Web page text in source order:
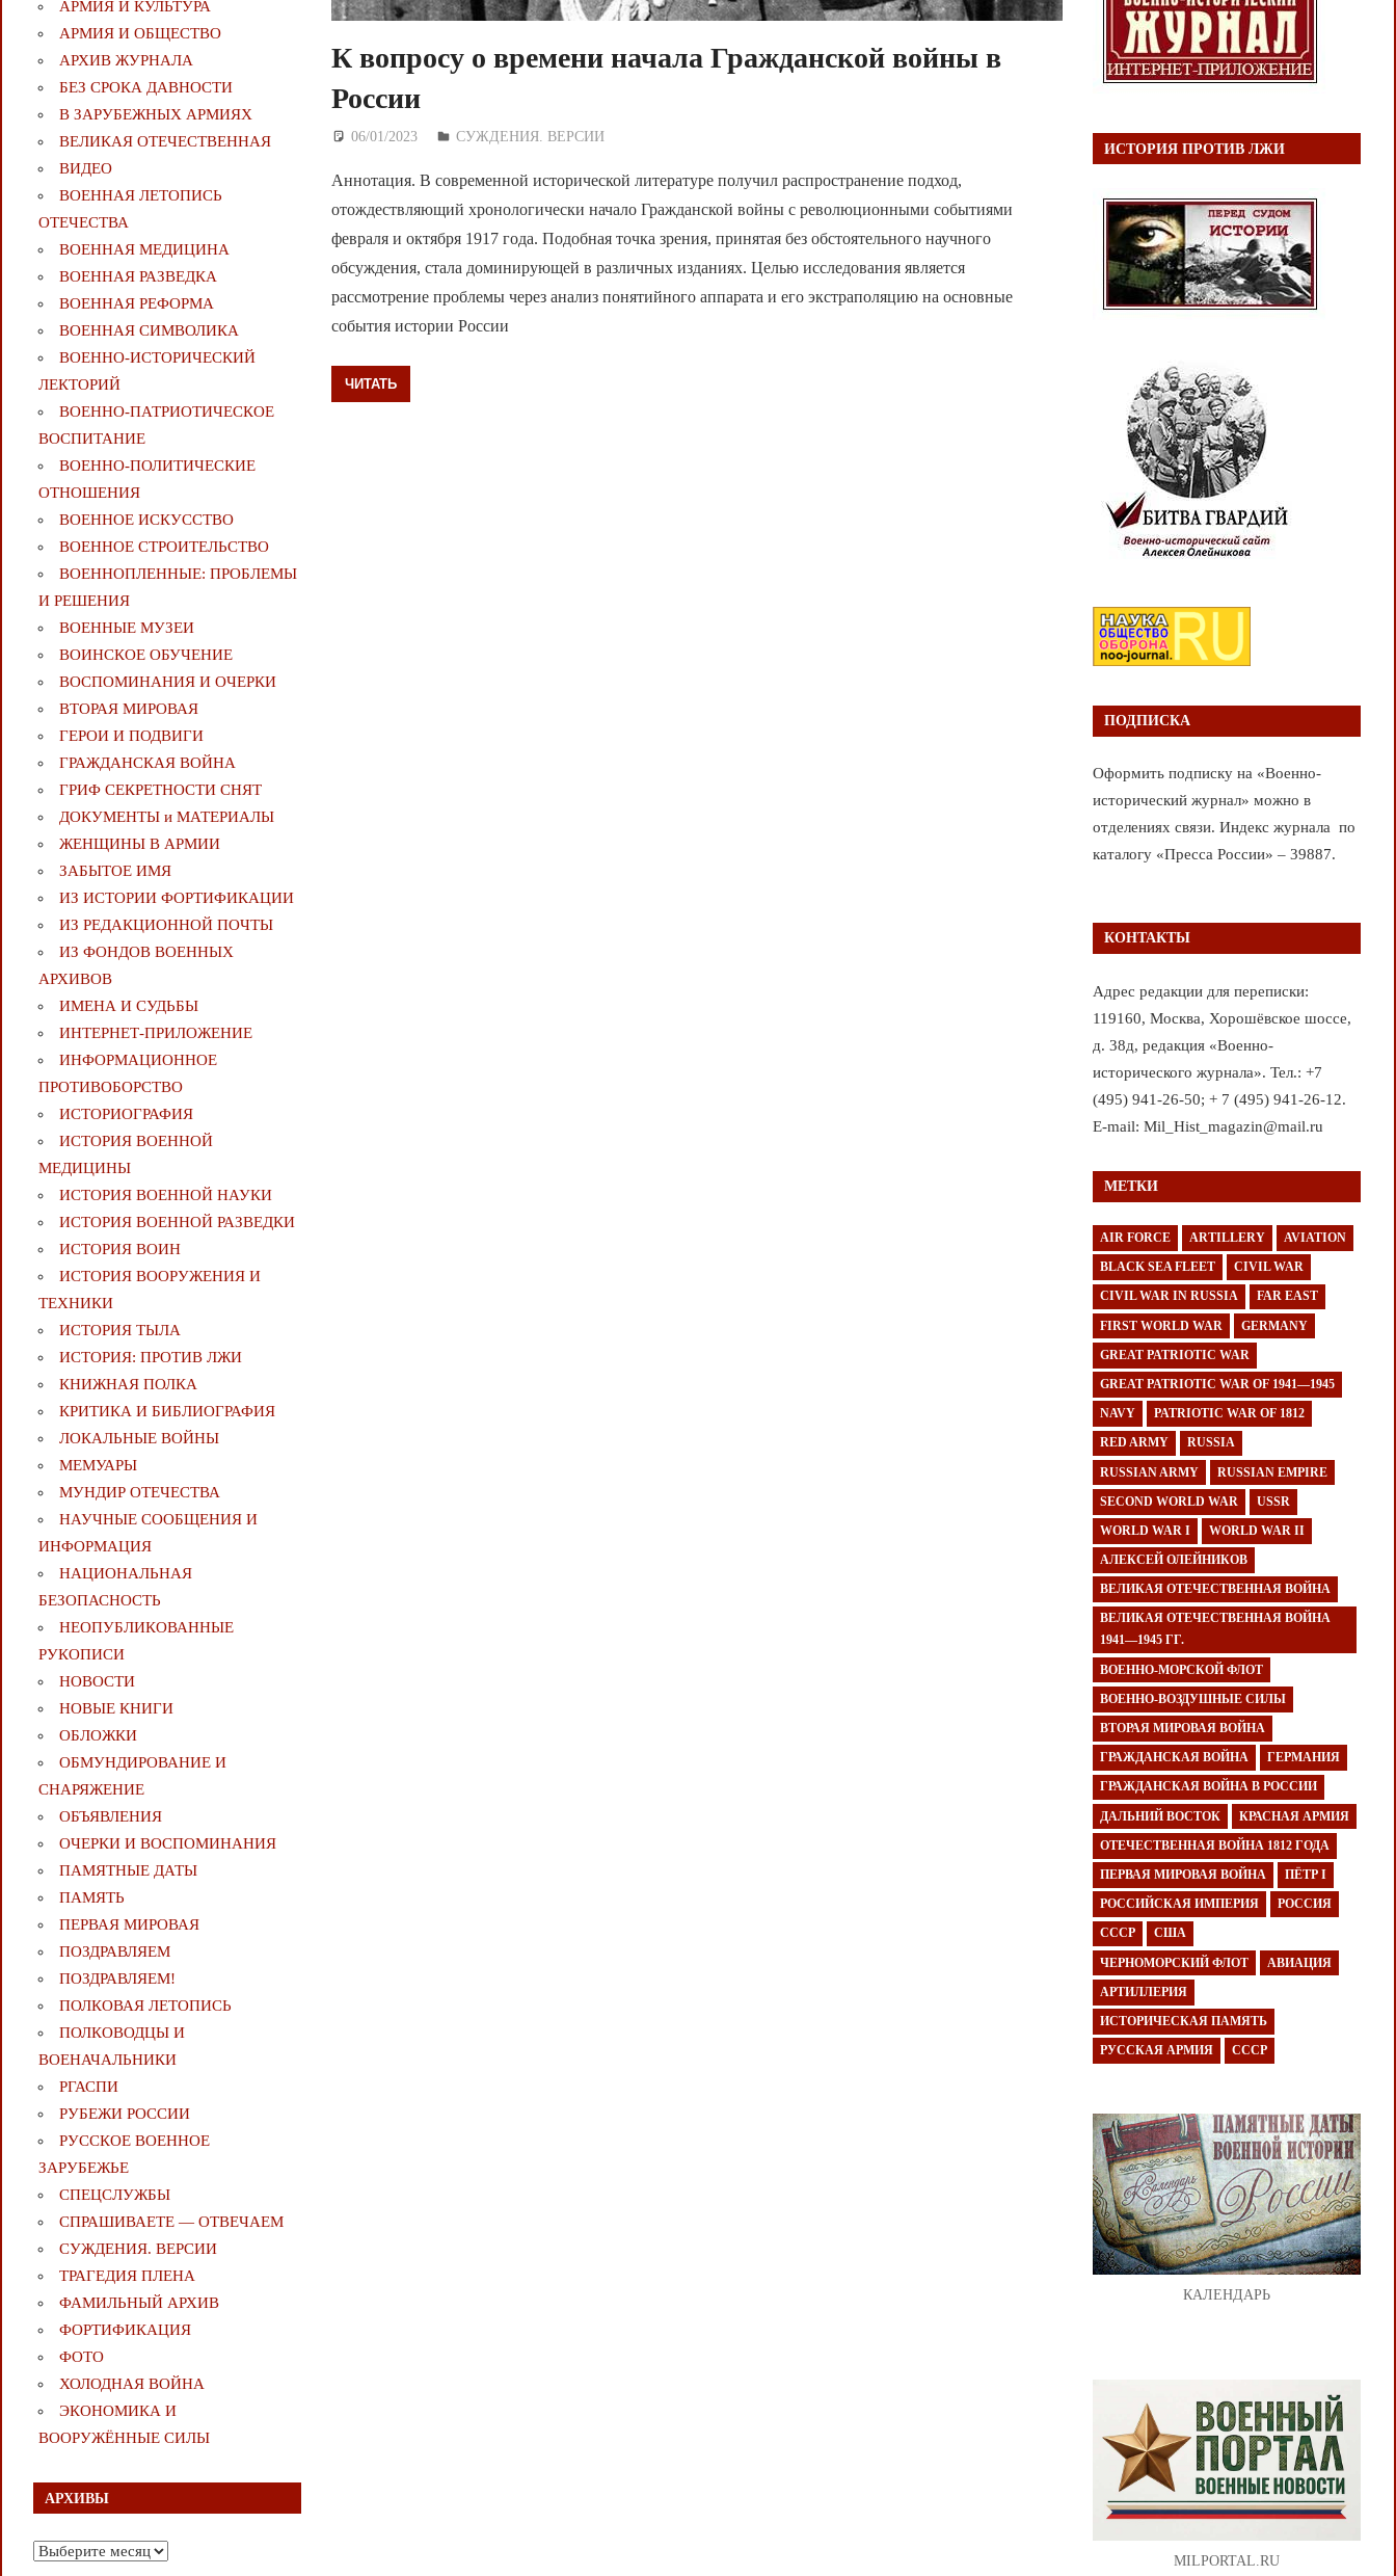
К вопросу о времени начала Гражданской войны в
России
06/01/2023 Дежурный по Редакции
СУЖДЕНИЯ. ВЕРСИИ
Аннотация. В современной исторической литературе получил распространение подход,
отождествляющий хронологически начало Гражданской войны с революционными событиями
февраля и октября 1917 года. Подобная точка зрения, принятая без обстоятельного научного
обсуждения, стала доминирующей в различных изданиях. Целью исследования является
рассмотрение проблемы через анализ понятийного аппарата и его экстраполяцию на основные
события истории России
ЧИТАТЬ
АРМИЯ И КУЛЬТУРА
АРМИЯ И ОБЩЕСТВО
АРХИВ ЖУРНАЛА
БЕЗ СРОКА ДАВНОСТИ
В ЗАРУБЕЖНЫХ АРМИЯХ
ВЕЛИКАЯ ОТЕЧЕСТВЕННАЯ
ВИДЕО
ВОЕННАЯ ЛЕТОПИСЬ
ОТЕЧЕСТВА
ВОЕННАЯ МЕДИЦИНА
ВОЕННАЯ РАЗВЕДКА
ВОЕННАЯ РЕФОРМА
ВОЕННАЯ СИМВОЛИКА
ВОЕННО-ИСТОРИЧЕСКИЙ
ЛЕКТОРИЙ
ВОЕННО-ПАТРИОТИЧЕСКОЕ
ВОСПИТАНИЕ
ВОЕННО-ПОЛИТИЧЕСКИE
ОТНОШЕНИЯ
ВОЕННОЕ ИСКУССТВО
ВОЕННОЕ СТРОИТЕЛЬСТВО
ВОЕННОПЛЕННЫЕ: ПРОБЛЕМЫ
И РЕШЕНИЯ
ВОЕННЫЕ МУЗЕИ
ВОИНСКОЕ ОБУЧЕНИЕ
ВОСПОМИНАНИЯ И ОЧЕРКИ
ВТОРАЯ МИРОВАЯ
ГЕРОИ И ПОДВИГИ
ГРАЖДАНСКАЯ ВОЙНА
ГРИФ СЕКРЕТНОСТИ СНЯТ
ДОКУМЕНТЫ и МАТЕРИАЛЫ
ЖЕНЩИНЫ В АРМИИ
ЗАБЫТОЕ ИМЯ
ИЗ ИСТОРИИ ФОРТИФИКАЦИИ
ИЗ РЕДАКЦИОННОЙ ПОЧТЫ
ИЗ ФОНДОВ ВОЕННЫХ
АРХИВОВ
ИМЕНА И СУДЬБЫ
ИНТЕРНЕТ-ПРИЛОЖЕНИЕ
ИНФОРМАЦИОННОЕ
ПРОТИВОБОРСТВО
ИСТОРИОГРАФИЯ
ИСТОРИЯ ВОЕННОЙ
МЕДИЦИНЫ
ИСТОРИЯ ВОЕННОЙ НАУКИ
ИСТОРИЯ ВОЕННОЙ РАЗВЕДКИ
ИСТОРИЯ ВОИН
ИСТОРИЯ ВООРУЖЕНИЯ И
ТЕХНИКИ
ИСТОРИЯ ТЫЛА
ИСТОРИЯ: ПРОТИВ ЛЖИ
КНИЖНАЯ ПОЛКА
КРИТИКА И БИБЛИОГРАФИЯ
ЛОКАЛЬНЫЕ ВОЙНЫ
МЕМУАРЫ
МУНДИР ОТЕЧЕСТВА
НАУЧНЫЕ СООБЩЕНИЯ И
ИНФОРМАЦИЯ
НАЦИОНАЛЬНАЯ
БЕЗОПАСНОСТЬ
НЕОПУБЛИКОВАННЫЕ
РУКОПИСИ
НОВОСТИ
НОВЫЕ КНИГИ
ОБЛОЖКИ
ОБМУНДИРОВАНИЕ И
СНАРЯЖЕНИЕ
ОБЪЯВЛЕНИЯ
ОЧЕРКИ И ВОСПОМИНАНИЯ
ПАМЯТНЫЕ ДАТЫ
ПАМЯТЬ
ПЕРВАЯ МИРОВАЯ
ПОЗДРАВЛЯЕМ
ПОЗДРАВЛЯЕМ!
ПОЛКОВАЯ ЛЕТОПИСЬ
ПОЛКОВОДЦЫ И
ВОЕНАЧАЛЬНИКИ
РГАСПИ
РУБЕЖИ РОССИИ
РУССКОЕ ВОЕННОЕ
ЗАРУБЕЖЬЕ
СПЕЦСЛУЖБЫ
СПРАШИВАЕТЕ — ОТВЕЧАЕМ
СУЖДЕНИЯ. ВЕРСИИ
ТРАГЕДИЯ ПЛЕНА
ФАМИЛЬНЫЙ АРХИВ
ФОРТИФИКАЦИЯ
ФОТО
ХОЛОДНАЯ ВОЙНА
ЭКОНОМИКА И
ВООРУЖЁННЫЕ СИЛЫ
АРХИВЫ
Архивы
ИСТОРИЯ ПРОТИВ ЛЖИ
ПОДПИСКА
Оформить подписку на «Военно-
исторический журнал» можно в
отделениях связи. Индекс журнала по
каталогу «Пресса России» – 39887.
КОНТАКТЫ
Адрес редакции для переписки:
119160, Москва, Хорошёвское шоссе,
д. 38д, редакция «Военно-
исторического журнала». Тел.: +7
(495) 941-26-50; + 7 (495) 941-26-12.
E-mail: Mil_Hist_magazin@mail.ru
МЕТКИ
AIR FORCE ARTILLERY AVIATION
BLACK SEA FLEET CIVIL WAR
CIVIL WAR IN RUSSIA FAR EAST
FIRST WORLD WAR GERMANY
GREAT PATRIOTIC WAR
GREAT PATRIOTIC WAR OF 1941—1945
NAVY PATRIOTIC WAR OF 1812
RED ARMY RUSSIA
RUSSIAN ARMY RUSSIAN EMPIRE
SECOND WORLD WAR USSR
WORLD WAR I WORLD WAR II
АЛЕКСЕЙ ОЛЕЙНИКОВ
ВЕЛИКАЯ ОТЕЧЕСТВЕННАЯ ВОЙНА
ВЕЛИКАЯ ОТЕЧЕСТВЕННАЯ ВОЙНА
1941—1945 ГГ.
ВОЕННО-МОРСКОЙ ФЛОТ
ВОЕННО-ВОЗДУШНЫЕ СИЛЫ
ВТОРАЯ МИРОВАЯ ВОЙНА
ГРАЖДАНСКАЯ ВОЙНА ГЕРМАНИЯ
ГРАЖДАНСКАЯ ВОЙНА В РОССИИ
ДАЛЬНИЙ ВОСТОК КРАСНАЯ АРМИЯ
ОТЕЧЕСТВЕННАЯ ВОЙНА 1812 ГОДА
ПЕРВАЯ МИРОВАЯ ВОЙНА ПЁТР I
РОССИЙСКАЯ ИМПЕРИЯ РОССИЯ
СССР США
ЧЕРНОМОРСКИЙ ФЛОТ АВИАЦИЯ
АРТИЛЛЕРИЯ
ИСТОРИЧЕСКАЯ ПАМЯТЬ
РУССКАЯ АРМИЯ СССР
КАЛЕНДАРЬ
MILPORTAL.RU